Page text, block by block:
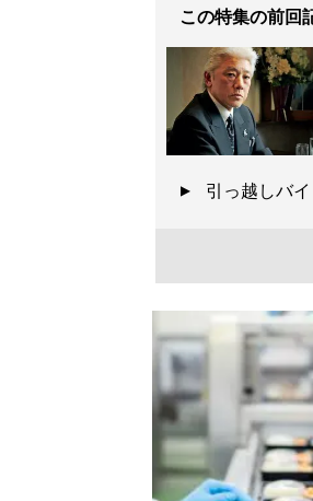
この特集の前回
引っ越しバ